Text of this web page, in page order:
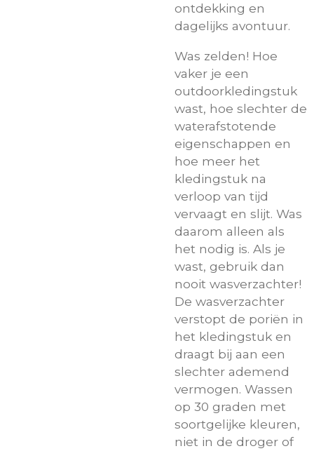
ontdekking en
dagelijks avontuur.
Was zelden! Hoe
vaker je een
outdoorkledingstuk
wast, hoe slechter de
waterafstotende
eigenschappen en
hoe meer het
kledingstuk na
verloop van tijd
vervaagt en slijt. Was
daarom alleen als
het nodig is. Als je
wast, gebruik dan
nooit wasverzachter!
De wasverzachter
verstopt de poriën in
het kledingstuk en
draagt bij aan een
slechter ademend
vermogen. Wassen
op 30 graden met
soortgelijke kleuren,
niet in de droger of